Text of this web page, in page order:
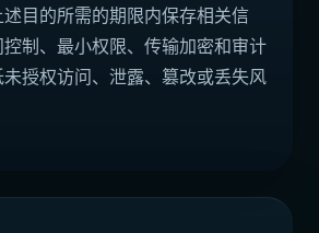
目的所需的期限内保存相关信
制、最小权限、传输加密和审计
授权访问、泄露、篡改或丢失风